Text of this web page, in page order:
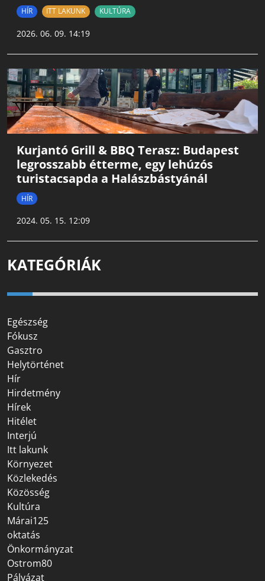
HÍR ITT LAKUNK KULTÚRA
2026. 06. 09. 14:19
Kurjantó Grill & BBQ Terasz: Budapest
legrosszabb étterme, egy lehúzós
turistacsapda a Halászbástyánál
HÍR
2024. 05. 15. 12:09
KATEGÓRIÁK
Egészség
Fókusz
Gasztro
Helytörténet
Hír
Hirdetmény
Hírek
Hitélet
Interjú
Itt lakunk
Környezet
Közlekedés
Közösség
Kultúra
Márai125
oktatás
Önkormányzat
Ostrom80
Pályázat